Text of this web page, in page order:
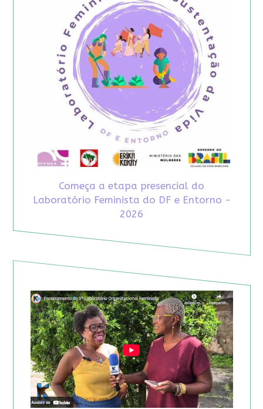
Começa a etapa presencial do
Laboratório Feminista do DF e Entorno -
2026